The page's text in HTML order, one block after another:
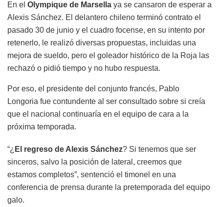
En el Olympique de Marsella ya se cansaron de esperar a
Alexis Sánchez. El delantero chileno terminó contrato el
pasado 30 de junio y el cuadro focense, en su intento por
retenerlo, le realizó diversas propuestas, incluidas una
mejora de sueldo, pero el goleador histórico de la Roja las
rechazó o pidió tiempo y no hubo respuesta.
Por eso, el presidente del conjunto francés, Pablo
Longoria fue contundente al ser consultado sobre si creía
que el nacional continuaría en el equipo de cara a la
próxima temporada.
“¿ El regreso de Alexis Sánchez? Si tenemos que ser
sinceros, salvo la posición de lateral, creemos que
estamos completos”, sentenció el timonel en una
conferencia de prensa durante la pretemporada del equipo
galo.